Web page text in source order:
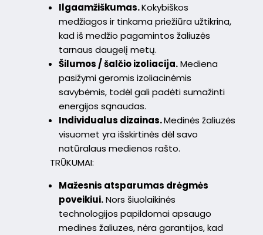
Ilgaamžiškumas.Kokybiškos
medžiagos ir tinkama priežiūra užtikrina,
kad iš medžio pagamintos žaliuzės
tarnaus daugelį metų.
Šilumos / šalčio izoliacija.Mediena
pasižymi geromis izoliacinėmis
savybėmis, todėl gali padėti sumažinti
energijos sąnaudas.
Individualus dizainas.Medinės žaliuzės
visuomet yra išskirtinės dėl savo
natūralaus medienos rašto.
TRŪKUMAI:
Mažesnis atsparumas drėgmės
poveikiui.Nors šiuolaikinės
technologijos papildomai apsaugo
medines žaliuzes, nėra garantijos, kad